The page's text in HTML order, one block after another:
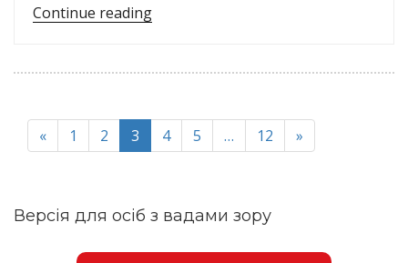
Continue reading“Звільнення лікаря педіатра
« 1 2 3 4 5 … 12 »
Версія для осіб з вадами зору